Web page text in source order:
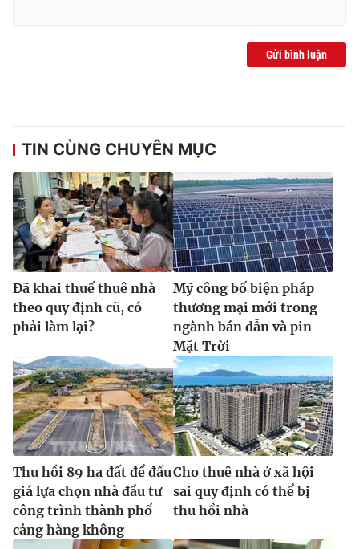
Gửi bình luận
TIN CÙNG CHUYÊN MỤC
Đã khai thuế thuê nhà
theo quy định cũ, có
phải làm lại?
Mỹ công bố biện pháp
thương mại mới trong
ngành bán dẫn và pin
Mặt Trời
Thu hồi 89 ha đất để đấu
giá lựa chọn nhà đầu tư
công trình thành phố
cảng hàng không
Cho thuê nhà ở xã hội
sai quy định có thể bị
thu hồi nhà